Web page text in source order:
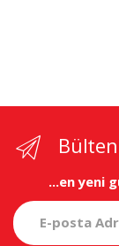
...en yeni